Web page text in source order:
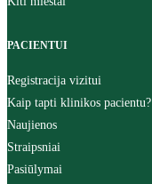
PACIENTUI
Registracija vizitui
Kaip tapti klinikos pacientu?
Naujienos
Straipsniai
Pasiūlymai